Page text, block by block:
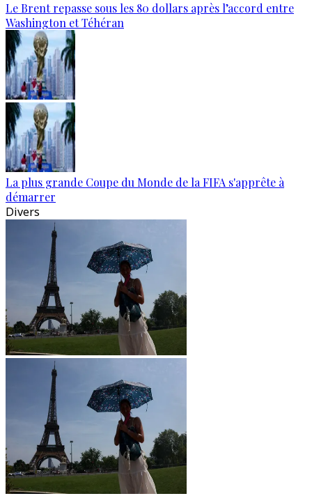
Le Brent repasse sous les 80 dollars après l’accord entre
Washington et Téhéran
La plus grande Coupe du Monde de la FIFA s'apprête à
démarrer
Divers